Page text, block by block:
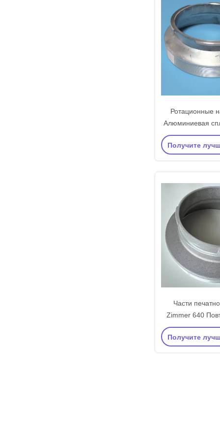
Ротационные
Алюминиевая
640 914 819
применение
Получите
Части
Zimmer 640
наконечники
сплав Материал
Получите